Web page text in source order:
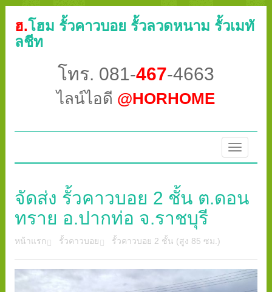
ฮ.โฮม รั้วคาวบอย รั้วลวดหนาม รั้วเมทั
ลชีท
โทร. 081-467-4663
ไลน์ไอดี @HORHOME
Toggle
จัดส่ง รั้วคาวบอย 2 ชั้น ต.ดอน
ทราย อ.ปากท่อ จ.ราชบุรี
หน้าแรก รั้วคาวบอย รั้วคาวบอย 2 ชั้น (สูง 85 ซม.)